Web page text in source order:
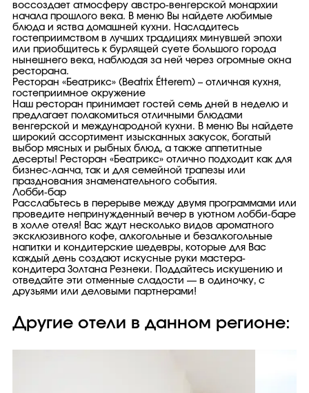
воссоздает атмосферу австро-венгерской монархии
начала прошлого века. В меню Вы найдете любимые
блюда и яства домашней кухни. Насладитесь
гостеприимством в лучших традициях минувшей эпохи
или приобщитесь к бурлящей суете большого города
нынешнего века, наблюдая за ней через огромные окна
ресторана.
Ресторан «Беатрикс» (Beatrix Étterem) – отличная кухня,
гостеприимное окружение
Наш ресторан принимает гостей семь дней в неделю и
предлагает полакомиться отличными блюдами
венгерской и международной кухни. В меню Вы найдете
широкий ассортимент изысканных закусок, богатый
выбор мясных и рыбных блюд, а также аппетитные
десерты! Ресторан «Беатрикс» отлично подходит как для
бизнес-ланча, так и для семейной трапезы или
празднования знаменательного события.
Лобби-бар
Расслабьтесь в перерыве между двумя программами или
проведите непринужденный вечер в уютном лобби-баре
в холле отеля! Вас ждут несколько видов ароматного
эксклюзивного кофе, алкогольные и безалкогольные
напитки и кондитерские шедевры, которые для Вас
каждый день создают искусные руки мастера-
кондитера Золтана Резнеки. Поддайтесь искушению и
отведайте эти отменные сладости — в одиночку, с
друзьями или деловыми партнерами!
Другие отели в данном регионе: